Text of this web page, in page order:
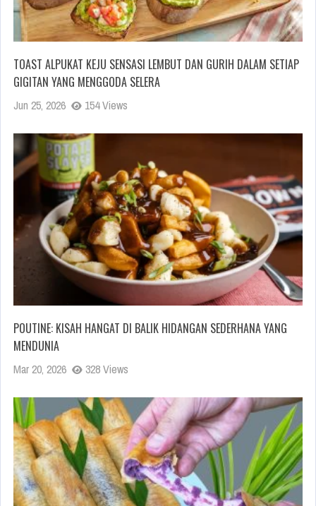
TOAST ALPUKAT KEJU SENSASI LEMBUT DAN GURIH DALAM SETIAP
GIGITAN YANG MENGGODA SELERA
Jun 25, 2026 154 Views
POUTINE: KISAH HANGAT DI BALIK HIDANGAN SEDERHANA YANG
MENDUNIA
Mar 20, 2026 328 Views